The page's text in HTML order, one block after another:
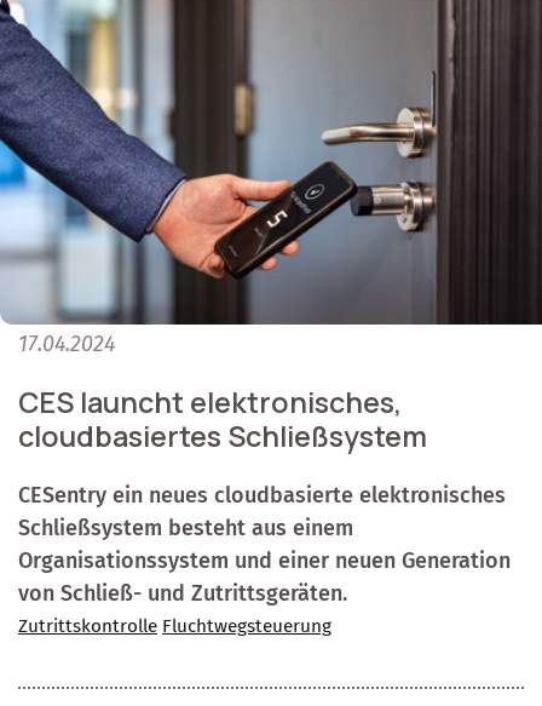
17.04.2024
CES launcht elektronisches,
cloudbasiertes Schließsystem
CESentry ein neues cloudbasierte elektronisches
Schließsystem besteht aus einem
Organisationssystem und einer neuen Generation
von Schließ- und Zutrittsgeräten.
Zutrittskontrolle Fluchtwegsteuerung